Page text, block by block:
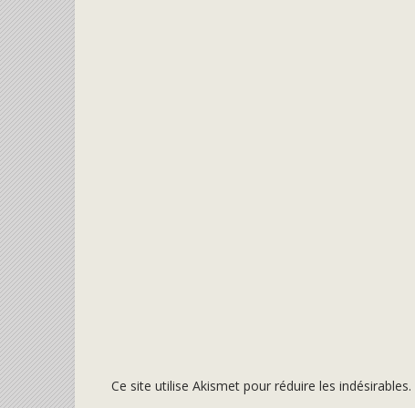
Ce site utilise Akismet pour réduire les indésirables.